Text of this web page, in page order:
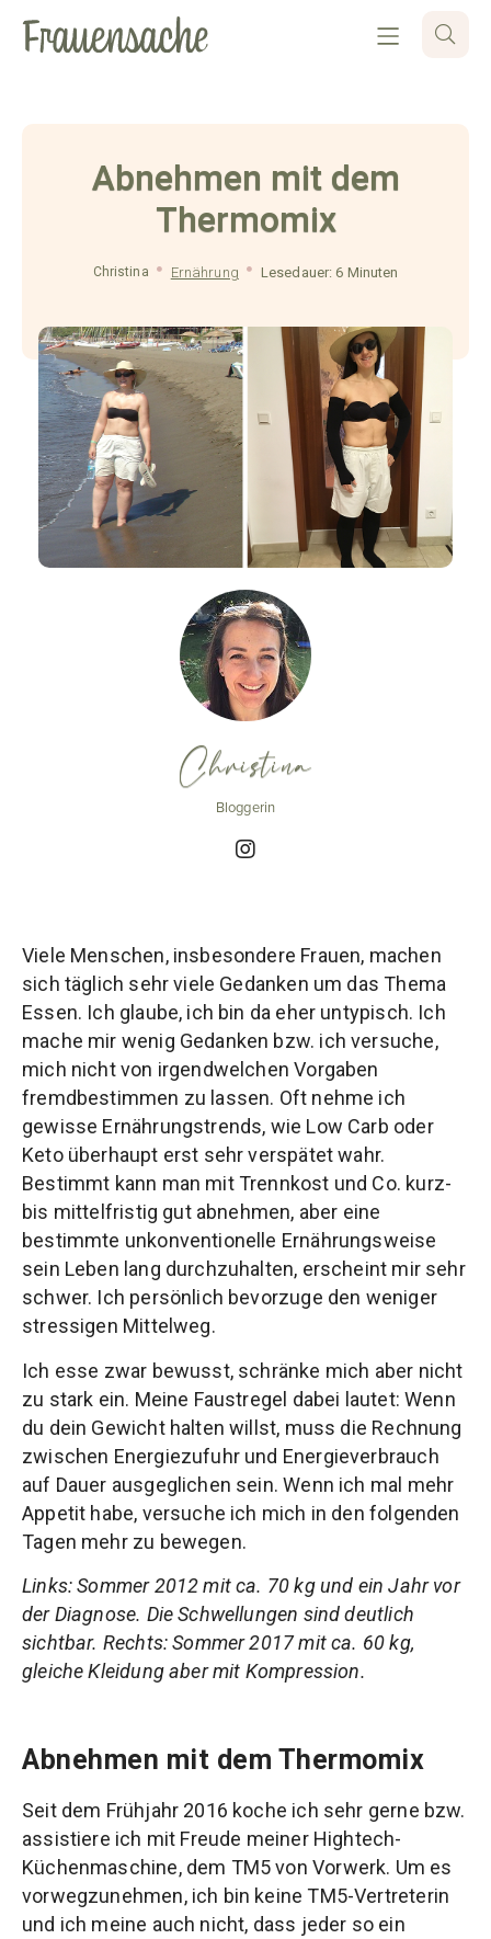
Abnehmen mit dem
Thermomix
Christina Ernährung Lesedauer: 6 Minuten
Christina
Bloggerin
Viele Menschen, insbesondere Frauen, machen
sich täglich sehr viele Gedanken um das Thema
Essen. Ich glaube, ich bin da eher untypisch. Ich
mache mir wenig Gedanken bzw. ich versuche,
mich nicht von irgendwelchen Vorgaben
fremdbestimmen zu lassen. Oft nehme ich
gewisse Ernährungstrends, wie Low Carb oder
Keto überhaupt erst sehr verspätet wahr.
Bestimmt kann man mit Trennkost und Co. kurz-
bis mittelfristig gut abnehmen, aber eine
bestimmte unkonventionelle Ernährungsweise
sein Leben lang durchzuhalten, erscheint mir sehr
schwer. Ich persönlich bevorzuge den weniger
stressigen Mittelweg.
Ich esse zwar bewusst, schränke mich aber nicht
zu stark ein. Meine Faustregel dabei lautet: Wenn
du dein Gewicht halten willst, muss die Rechnung
zwischen Energiezufuhr und Energieverbrauch
auf Dauer ausgeglichen sein. Wenn ich mal mehr
Appetit habe, versuche ich mich in den folgenden
Tagen mehr zu bewegen.
Links: Sommer 2012 mit ca. 70 kg und ein Jahr vor
der Diagnose. Die Schwellungen sind deutlich
sichtbar. Rechts: Sommer 2017 mit ca. 60 kg,
gleiche Kleidung aber mit Kompression.
Abnehmen mit dem Thermomix
Seit dem Frühjahr 2016 koche ich sehr gerne bzw.
assistiere ich mit Freude meiner Hightech-
Küchenmaschine, dem TM5 von Vorwerk. Um es
vorwegzunehmen, ich bin keine TM5-Vertreterin
und ich meine auch nicht, dass jeder so ein